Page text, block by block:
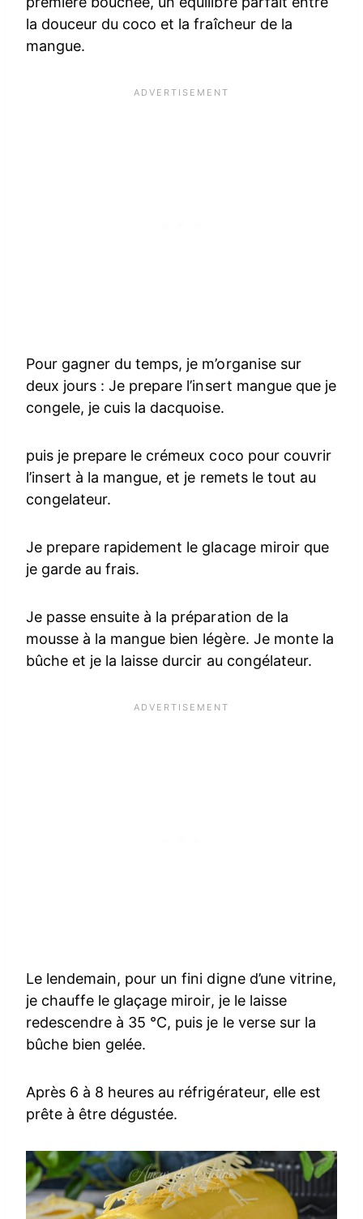
la douceur du coco et la fraîcheur de la
mangue.
Pour gagner du temps, je m’organise sur
deux jours : Je prepare l’insert mangue que je
congele, je cuis la dacquoise.
puis je prepare le crémeux coco pour couvrir
l’insert à la mangue, et je remets le tout au
congelateur.
Je prepare rapidement le glacage miroir que
je garde au frais.
Je passe ensuite à la préparation de la
mousse à la mangue bien légère. Je monte la
bûche et je la laisse durcir au congélateur.
Le lendemain, pour un fini digne d’une vitrine,
je chauffe le glaçage miroir, je le laisse
redescendre à 35 °C, puis je le verse sur la
bûche bien gelée.
Après 6 à 8 heures au réfrigérateur, elle est
prête à être dégustée.